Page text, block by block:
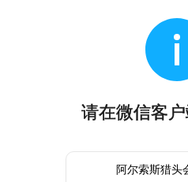
请在微信客
阿尔索斯猎头